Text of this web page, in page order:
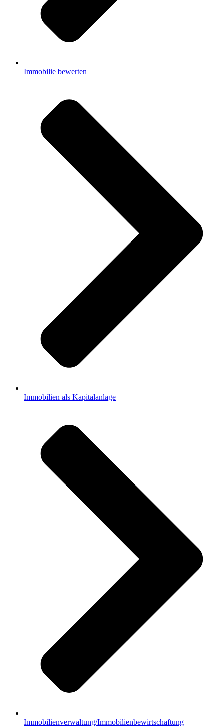
Immobilie bewerten
Immobilien als Kapitalanlage
Immobilienverwaltung/Immobilienbewirtschaftung